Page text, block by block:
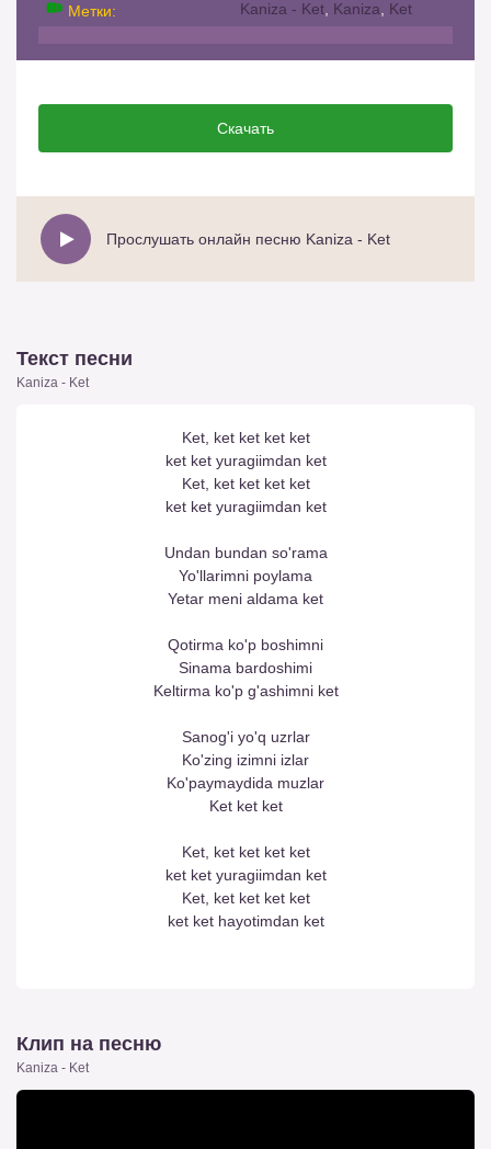
Метки: Kaniza - Ket Kaniza Ket
Скачать
Прослушать онлайн песню Kaniza - Ket
Текст песни
Kaniza - Ket
Ket, ket ket ket ket
ket ket yuragiimdan ket
Ket, ket ket ket ket
ket ket yuragiimdan ket
Undan bundan so'rama
Yo'llarimni poylama
Yetar meni aldama ket
Qotirma ko'p boshimni
Sinama bardoshimi
Keltirma ko'p g'ashimni ket
Sanog'i yo'q uzrlar
Ko'zing izimni izlar
Ko'paymaydida muzlar
Ket ket ket
Ket, ket ket ket ket
ket ket yuragiimdan ket
Ket, ket ket ket ket
ket ket hayotimdan ket
Клип на песню
Kaniza - Ket